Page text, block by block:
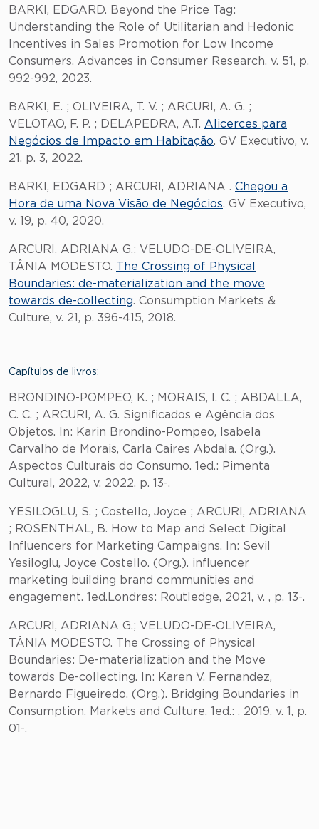
BARKI, EDGARD. Beyond the Price Tag:
Understanding the Role of Utilitarian and Hedonic
Incentives in Sales Promotion for Low Income
Consumers. Advances in Consumer Research, v. 51, p.
992-992, 2023.
BARKI, E. ; OLIVEIRA, T. V. ; ARCURI, A. G. ;
VELOTAO, F. P. ; DELAPEDRA, A.T. Alicerces para
Negócios de Impacto em Habitação. GV Executivo, v.
21, p. 3, 2022.
BARKI, EDGARD ; ARCURI, ADRIANA . Chegou a
Hora de uma Nova Visão de Negócios. GV Executivo,
v. 19, p. 40, 2020.
ARCURI, ADRIANA G.; VELUDO-DE-OLIVEIRA,
TÂNIA MODESTO. The Crossing of Physical
Boundaries: de-materialization and the move
towards de-collecting. Consumption Markets &
Culture, v. 21, p. 396-415, 2018.
Capítulos de livros:
BRONDINO-POMPEO, K. ; MORAIS, I. C. ; ABDALLA,
C. C. ; ARCURI, A. G. Significados e Agência dos
Objetos. In: Karin Brondino-Pompeo, Isabela
Carvalho de Morais, Carla Caires Abdala. (Org.).
Aspectos Culturais do Consumo. 1ed.: Pimenta
Cultural, 2022, v. 2022, p. 13-.
YESILOGLU, S. ; Costello, Joyce ; ARCURI, ADRIANA
; ROSENTHAL, B. How to Map and Select Digital
Influencers for Marketing Campaigns. In: Sevil
Yesiloglu, ‎Joyce Costello. (Org.). influencer
marketing building brand communities and
engagement. 1ed.Londres: Routledge, 2021, v. , p. 13-.
ARCURI, ADRIANA G.; VELUDO-DE-OLIVEIRA,
TÂNIA MODESTO. The Crossing of Physical
Boundaries: De-materialization and the Move
towards De-collecting. In: Karen V. Fernandez,
Bernardo Figueiredo. (Org.). Bridging Boundaries in
Consumption, Markets and Culture. 1ed.: , 2019, v. 1, p.
01-.